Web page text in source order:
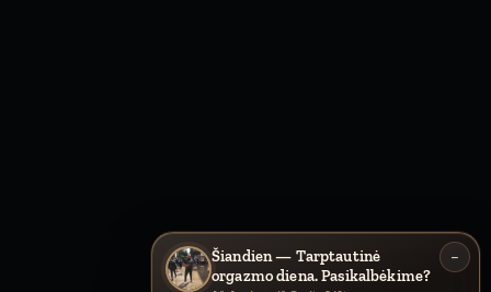
Šiandien — Tarptautinė
orgazmo diena. Pasikalbėkime?
−